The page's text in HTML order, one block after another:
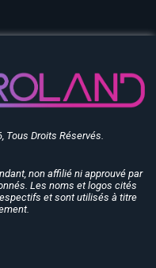
Tous Droits Réservés.
non affilié ni approuvé par
Les noms et logos cités
et sont utilisés à titre